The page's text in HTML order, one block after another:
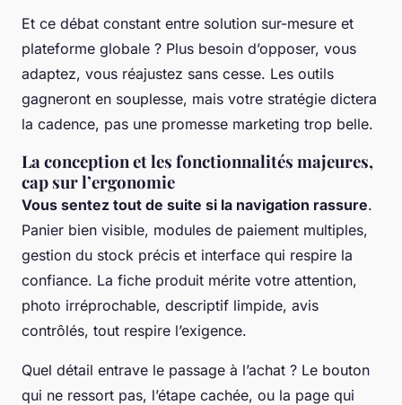
Et ce débat constant entre solution sur-mesure et
plateforme globale ? Plus besoin d’opposer, vous
adaptez, vous réajustez sans cesse. Les outils
gagneront en souplesse, mais votre stratégie dictera
la cadence, pas une promesse marketing trop belle.
La conception et les fonctionnalités majeures,
cap sur l’ergonomie
Vous sentez tout de suite si la navigation rassure.
Panier bien visible, modules de paiement multiples,
gestion du stock précis et interface qui respire la
confiance. La fiche produit mérite votre attention,
photo irréprochable, descriptif limpide, avis
contrôlés, tout respire l’exigence.
Quel détail entrave le passage à l’achat ? Le bouton
qui ne ressort pas, l’étape cachée, ou la page qui